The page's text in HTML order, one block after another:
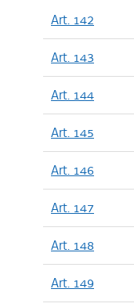
Art. 142
Art. 143
Art. 144
Art. 145
Art. 146
Art. 147
Art. 148
Art. 149